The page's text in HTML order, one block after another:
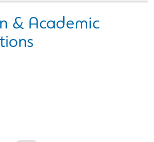
& Academic